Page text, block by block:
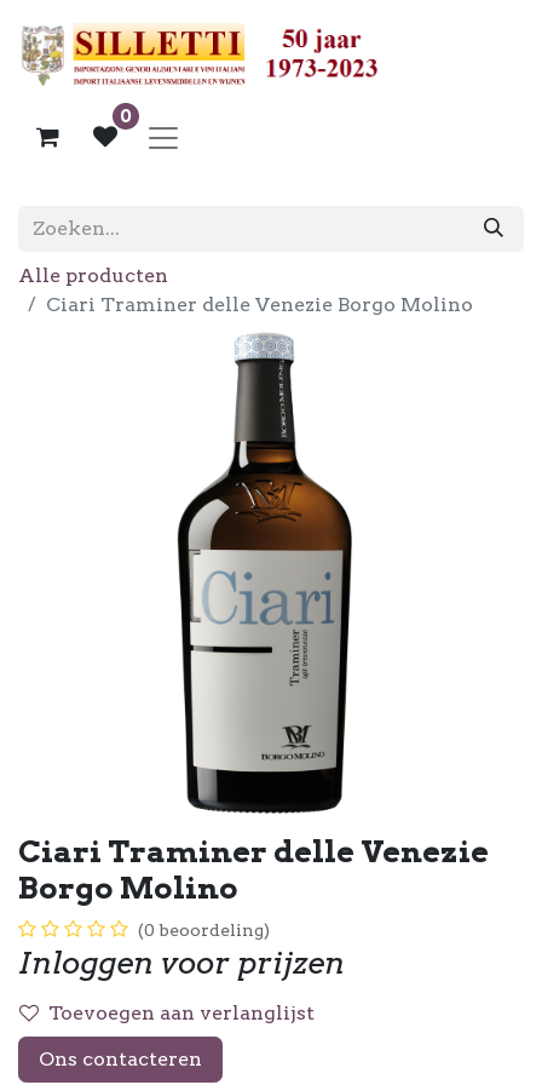
0
Alle producten
Ciari Traminer delle Venezie Borgo Molino
Ciari Traminer delle Venezie
Borgo Molino
(0 beoordeling)
Inloggen voor prijzen
Toevoegen aan verlanglijst
Ons contacteren